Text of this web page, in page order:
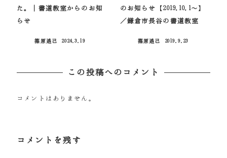
た。｜書道教室からのお知
らせ
篠原遙己
2024.3.19
のお知らせ【2019.10.1～】
／鎌倉市長谷の書道教室
篠原遙己
2019.9.23
この投稿へのコメント
コメントはありません。
コメントを残す